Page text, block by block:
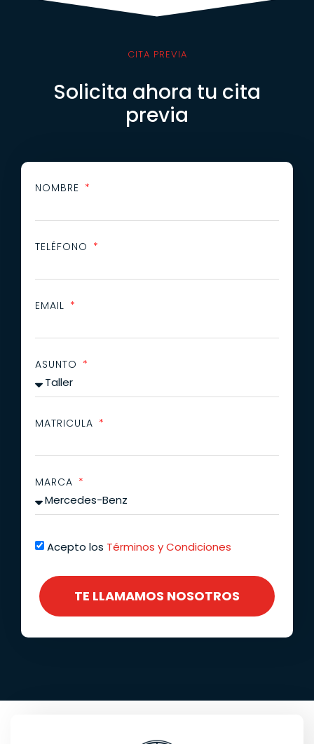
CITA PREVIA
Solicita ahora tu cita
previa
NOMBRE
TELÉFONO
EMAIL
ASUNTO
MATRICULA
MARCA
Acepto los Términos y Condiciones
TE LLAMAMOS NOSOTROS